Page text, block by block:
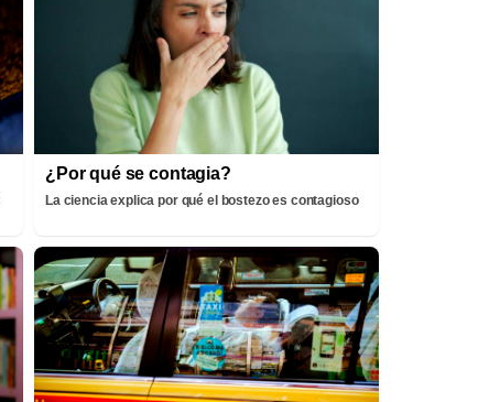
¿Por qué se contagia?
La ciencia explica por qué el bostezo es contagioso